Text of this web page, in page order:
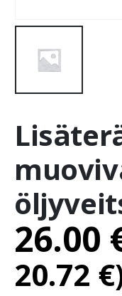
26.00
20.72 €